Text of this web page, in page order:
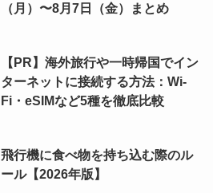
（月）〜8月7日（金）まとめ
【PR】海外旅行や一時帰国でイン
ターネットに接続する方法：Wi-
Fi・eSIMなど5種を徹底比較
飛行機に食べ物を持ち込む際のル
ール【2026年版】